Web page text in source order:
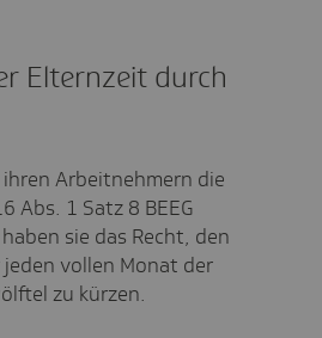
Elternzeit durch
Arbeitnehmern die
Abs. 1 Satz 8 BEEG
sie das Recht, den
vollen Monat der
zu kürzen.